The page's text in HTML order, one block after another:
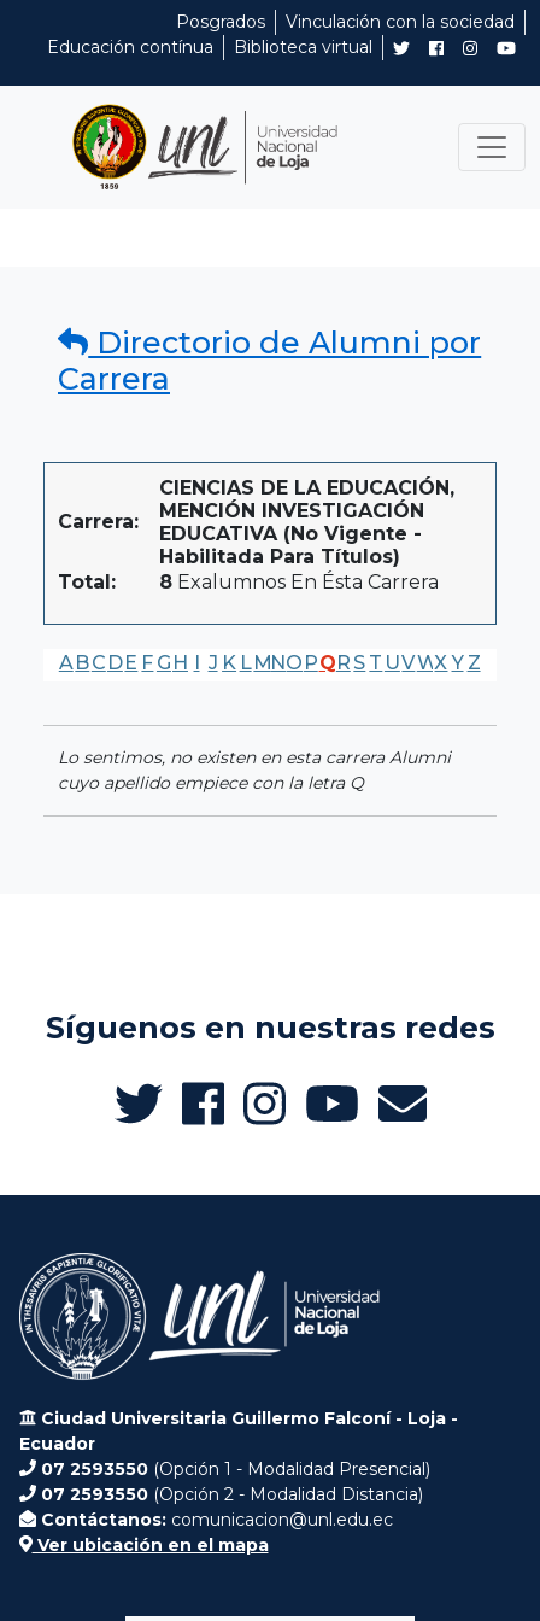
Posgrados
Vinculación con la sociedad
Educación contínua
Biblioteca virtual
Directorio de Alumni por
Carrera
Carrera:
CIENCIAS DE LA EDUCACIÓN,
MENCIÓN INVESTIGACIÓN
EDUCATIVA (No Vigente -
Habilitada Para Títulos)
Total:
8 Exalumnos En Ésta Carrera
A BC DE F G H I J K LMNO PQR S T UVWX Y Z
Lo sentimos, no existen en esta carrera Alumni
cuyo apellido empiece con la letra Q
Síguenos en nuestras redes
Ciudad Universitaria Guillermo Falconí - Loja -
Ecuador
07 2593550 (Opción 1 - Modalidad Presencial)
07 2593550 (Opción 2 - Modalidad Distancia)
Contáctanos: comunicacion@unl.edu.ec
Ver ubicación en el mapa